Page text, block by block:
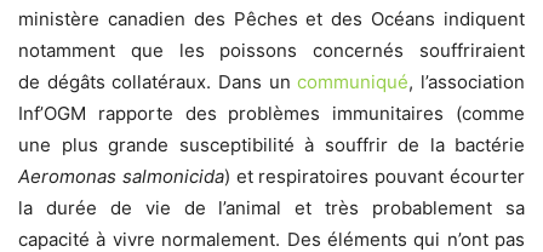
ministère canadien des Pêches et des Océans indiquent
notamment que les poissons concernés souffriraient
de dégâts collatéraux. Dans uncommuniqué, l’association
Inf’OGM rapporte des problèmes immunitaires (comme
une plus grande susceptibilité à souffrir de la bactérie
Aeromonas salmonicida) et respiratoires pouvant écourter
la durée de vie de l’animal et très probablement sa
capacité à vivre normalement. Des éléments qui n’ont pas